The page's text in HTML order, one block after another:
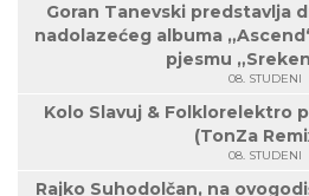
Goran Tanevski predstavlja
nadolazećeg albuma
pjesmu
08. STUDENI
Kolo Slavuj & Folklorelektro
(TonZa
08. STUDENI
Rajko Suhodolčan, na